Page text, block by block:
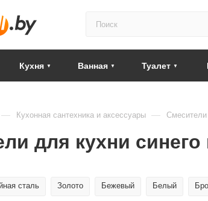
Кухня Ванная Туалет
— Кухонная сантехника и аксессуары —
для кухни синего
сталь Золото Бежевый Белый